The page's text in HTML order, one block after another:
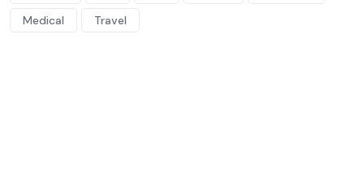
Medical
Travel